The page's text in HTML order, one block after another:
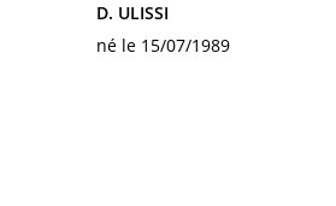
D. ULISSI
né le 15/07/1989